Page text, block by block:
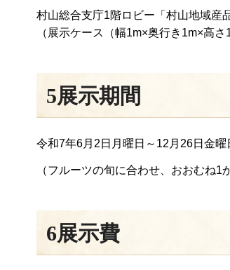
村山総合支庁1階ロビー「村山地域産
（展示ケース（幅1m×奥行き1m×高
5展示期間
令和7年6月2日月曜日～12月26日金曜
（フルーツの旬に合わせ、おおむね1
6展示費